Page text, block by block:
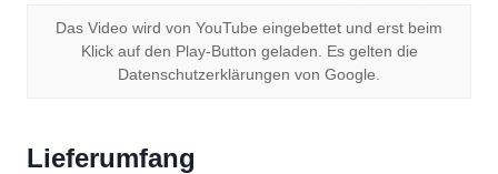
Das Video wird von YouTube eingebettet und erst beim
Klick auf den Play-Button geladen. Es gelten die
Datenschutzerklärungen von Google.
Lieferumfang